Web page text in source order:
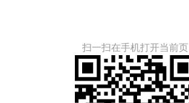
扫一扫在手机打开当前页